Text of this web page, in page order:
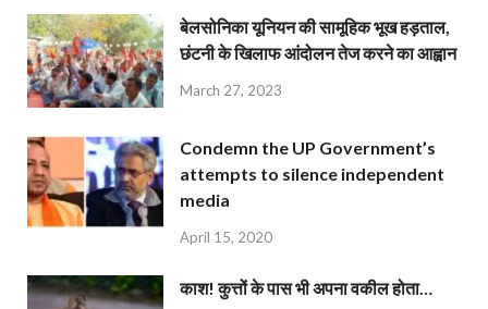
बेलसोनिका यूनियन की सामूहिक भूख हड़ताल,
छंटनी के खिलाफ आंदोलन तेज करने का आह्वान
March 27, 2023
Condemn the UP Government’s
attempts to silence independent
media
April 15, 2020
काश! कुत्तों के पास भी अपना वकील होता…